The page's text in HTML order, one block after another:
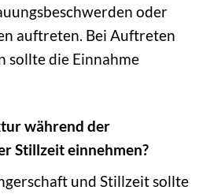
oder
auftreten. Bei Auftreten
sollte die Einnahme
während der
Stillzeit einnehmen?
und Stillzeit sollte